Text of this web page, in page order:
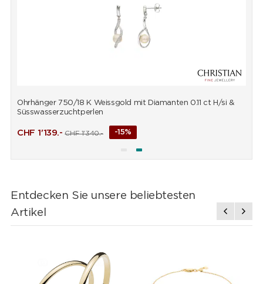
Ohrhänger 750/18 K Weissgold mit Diamanten 0.11 ct H/si &
Süsswasserzuchtperlen
CHF 1'139.- CHF1'340.- -15%
Entdecken Sie unsere beliebtesten
Artikel